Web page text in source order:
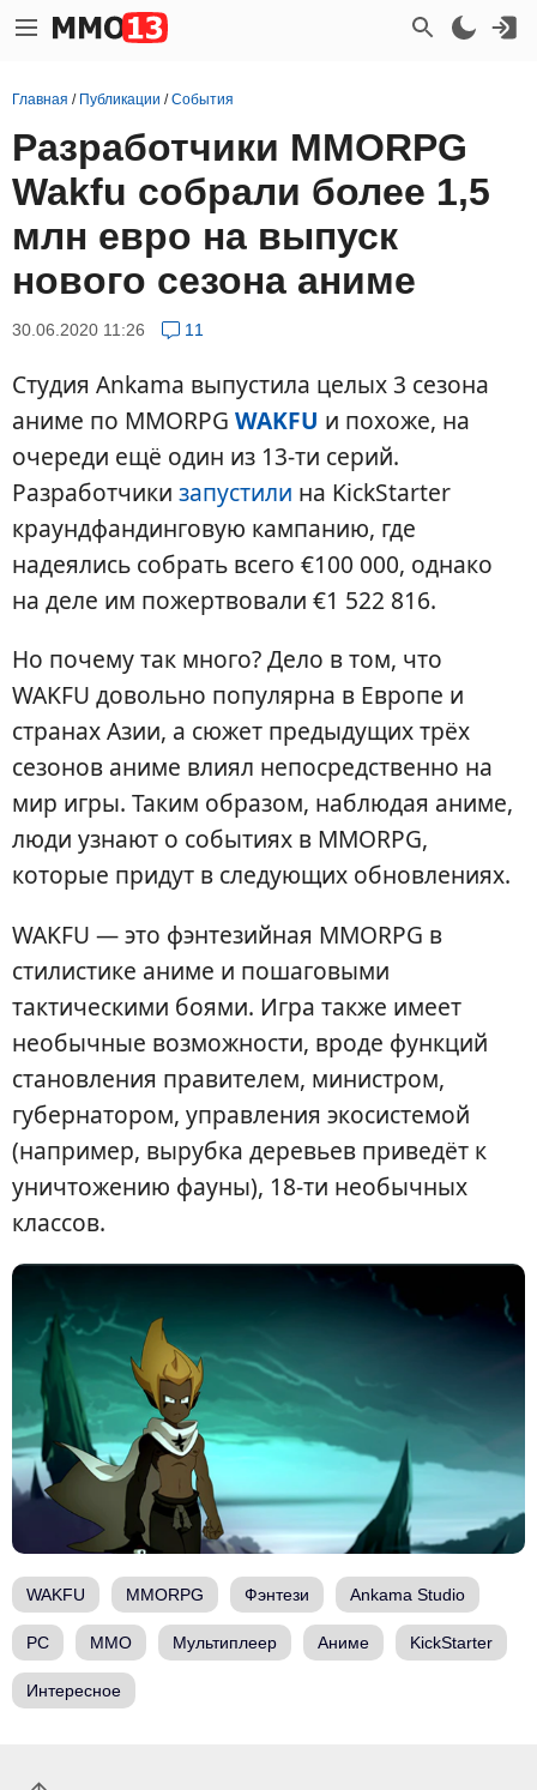
Главная / Публикации /События
Разработчики MMORPG
Wakfu собрали более 1,5
млн евро на выпуск
нового сезона аниме
30.06.2020 11:26 11
Студия Ankama выпустила целых 3 сезона
аниме по MMORPG WAKFU и похоже, на
очереди ещё один из 13-ти серий.
Разработчики запустили на KickStarter
краундфандинговую кампанию, где
надеялись собрать всего €100 000, однако
на деле им пожертвовали €1 522 816.
Но почему так много? Дело в том, что
WAKFU довольно популярна в Европе и
странах Азии, а сюжет предыдущих трёх
сезонов аниме влиял непосредственно на
мир игры. Таким образом, наблюдая аниме,
люди узнают о событиях в MMORPG,
которые придут в следующих обновлениях.
WAKFU — это фэнтезийная MMORPG в
стилистике аниме и пошаговыми
тактическими боями. Игра также имеет
необычные возможности, вроде функций
становления правителем, министром,
губернатором, управления экосистемой
(например, вырубка деревьев приведёт к
уничтожению фауны), 18-ти необычных
классов.
WAKFU MMORPG Фэнтези Ankama Studio
PC ММО Мультиплеер Аниме KickStarter
Интересное